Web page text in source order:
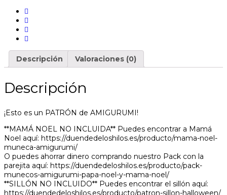
Descripción Valoraciones (0)
Descripción
¡Esto es un PATRÓN de AMIGURUMI!
**MAMÁ NOEL NO INCLUIDA** Puedes encontrar a Mamá
Noel aquí: https://duendedeloshilos.es/producto/mama-noel-
muneca-amigurumi/
O puedes ahorrar dinero comprando nuestro Pack con la
parejita aquí: https://duendedeloshilos.es/producto/pack-
munecos-amigurumi-papa-noel-y-mama-noel/
**SILLÓN NO INCLUIDO** Puedes encontrar el sillón aquí:
https://duendedeloshilos.es/producto/patron-sillon-halloween/